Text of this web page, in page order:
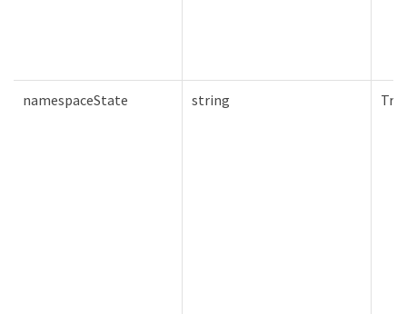
namespaceState string